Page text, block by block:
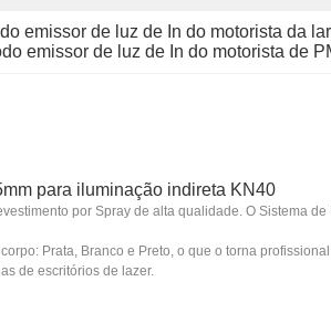
emissor de luz de In do motorista da
emissor de luz de In do motorista de
para iluminação indireta KN40
por Spray de alta qualidade. O Sistema
Prata, Branco e Preto, o que o torna
de escritórios de lazer.